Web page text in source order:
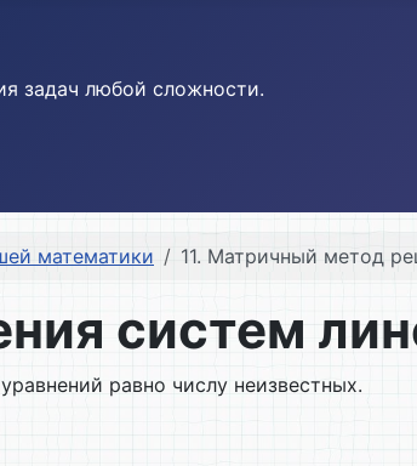
задач любой сложности.
математики 11. Матричный метод
систем
равно числу неизвестных.